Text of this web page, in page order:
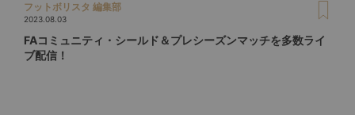
フットボリスタ 編集部
2023.08.03
FAコミュニティ・シールド＆プレシーズンマッチを多数ライ
ブ配信！